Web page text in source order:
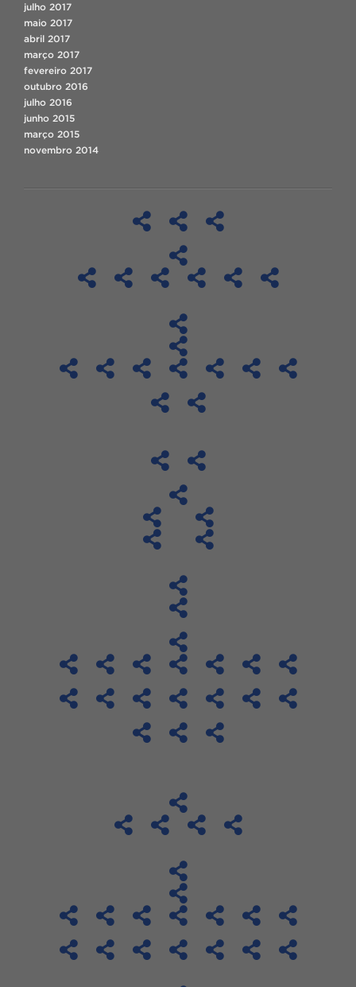
julho 2017
maio 2017
abril 2017
março 2017
fevereiro 2017
outubro 2016
julho 2016
junho 2015
março 2015
novembro 2014